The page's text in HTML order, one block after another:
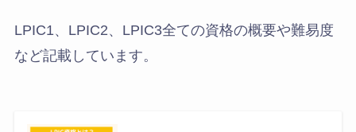
LPIC1、LPIC2、LPIC3全ての資格の概要や難易度
など記載しています。